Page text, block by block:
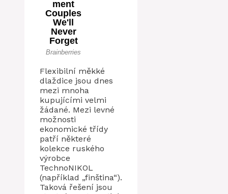
Flexibilní měkké
dlaždice jsou dnes
mezi mnoha
kupujícími velmi
žádané. Mezi levné
možnosti
ekonomické třídy
patří některé
kolekce ruského
výrobce
TechnoNIKOL
(například „finština“).
Taková řešení jsou